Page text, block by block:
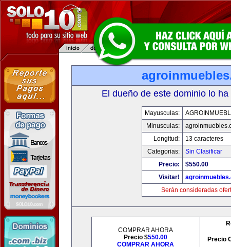
El dueño de este dominio lo
Mayusculas:
Minusculas:
Longitud:
13 caracteres
Categorias:
Sin Clasificar
Precio:
$550.00
Visitar!
Serán consideradas
COMPRAR AHORA
Precio $550.00
COMPRAR AHORA
Precio